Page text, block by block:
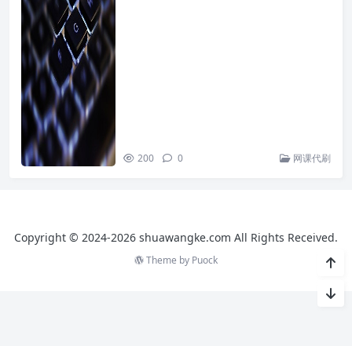
200 0 网课代刷
Copyright © 2024-2026 shuawangke.com All Rights Received.
Theme by Puock